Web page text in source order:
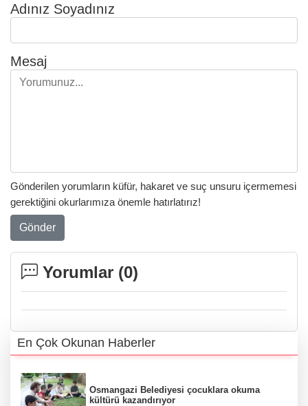
Adınız Soyadınız
Mesaj
Gönderilen yorumların küfür, hakaret ve suç unsuru içermemesi
gerektiğini okurlarımıza önemle hatırlatırız!
Gönder
Yorumlar (0)
En Çok Okunan Haberler
Osmangazi Belediyesi çocuklara okuma
kültürü kazandırıyor